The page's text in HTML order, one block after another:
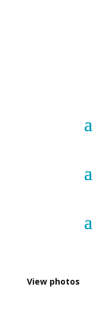
View photos